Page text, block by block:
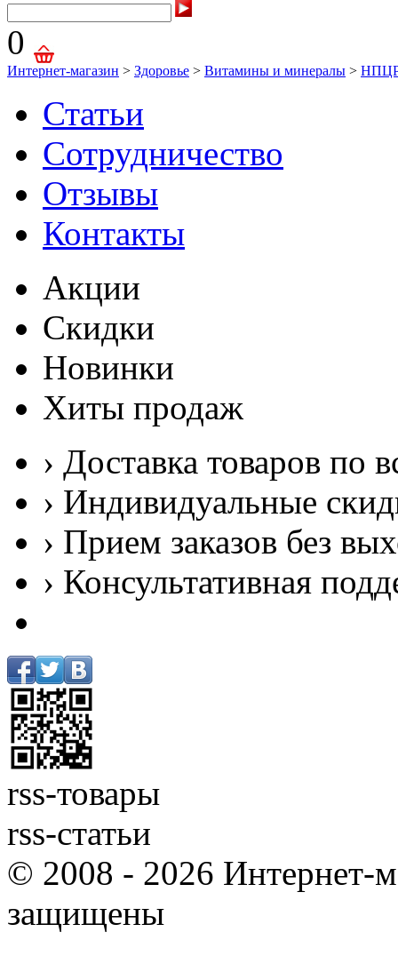
0
Интернет-магазин > Здоровье > Витамины и минералы >
Статьи
Сотрудничество
Отзывы
Контакты
Акции
Скидки
Новинки
Хиты продаж
› Доставка товаров по
› Индивидуальные
› Прием заказов без
› Консультативная
rss-товары
rss-статьи
© 2008 - 2026 Интернет-
защищены